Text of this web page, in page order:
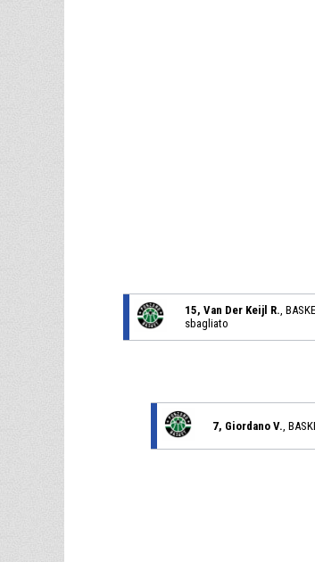
15, Van Der Keijl R. ,
sbagliato
7, Giordano V. ,